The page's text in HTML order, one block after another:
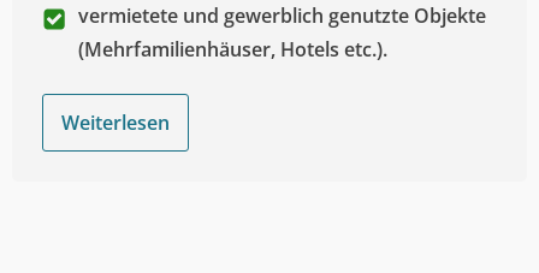
vermietete und gewerblich genutzte Objekte
(Mehrfamilienhäuser, Hotels etc.).
Weiterlesen